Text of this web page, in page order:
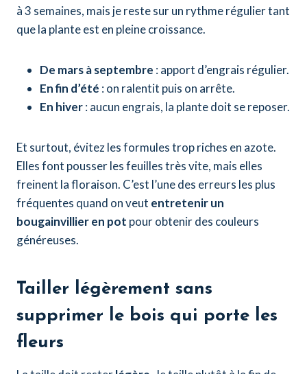
à 3 semaines, mais je reste sur un rythme régulier tant
que la plante est en pleine croissance.
De mars à septembre : apport d’engrais régulier.
En fin d’été : on ralentit puis on arrête.
En hiver: aucun engrais, la plante doit se reposer.
Et surtout, évitez les formules trop riches en azote.
Elles font pousser les feuilles très vite, mais elles
freinent la floraison. C’est l’une des erreurs les plus
fréquentes quand on veut entretenir un
bougainvillier en pot pour obtenir des couleurs
généreuses.
Tailler légèrement sans
supprimer le bois qui porte les
fleurs